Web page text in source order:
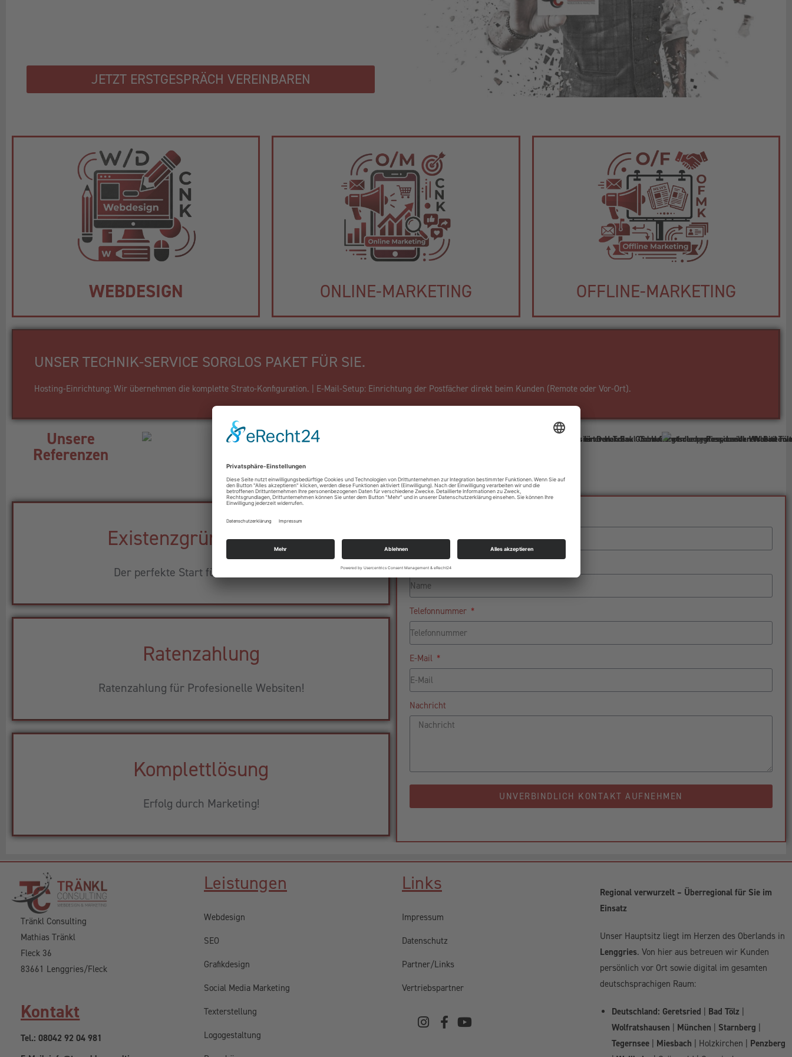
JETZT ERSTGESPRÄCH VEREINBAREN
WEBDESIGN ONLINE-MARKETING OFFLINE-MARKETING
UNSER TECHNIK-SERVICE SORGLOS PAKET FÜR SIE.
Hosting-Einrichtung: Wir übernehmen die komplette Strato-Konfiguration. | E-Mail-Setup: Einrichtung der Postfächer direkt beim Kunden (Remote oder Vor-Ort).
Unsere
Referenzen
Existenzgründerpaket
Der perfekte Start für Ihr Business!
Ratenzahlung
Ratenzahlung für Profesionelle Websiten!
Komplettlösung
Erfolg durch Marketing!
Name
Telefonnummer
E-Mail
Nachricht
UNVERBINDLICH KONTAKT AUFNEHMEN
Tränkl Consulting
Mathias Tränkl
Fleck 36
83661 Lenggries/Fleck
Kontakt
Tel.: 08042 92 04 981
Leistungen
Webdesign
SEO
Grafikdesign
Social Media Marketing
Texterstellung
Logogestaltung
Links
Impressum
Datenschutz
Partner/Links
Vertriebspartner
Regional verwurzelt – Überregional für Sie im
Einsatz
Unser Hauptsitz liegt im Herzen des Oberlands in
Lenggries. Von hier aus betreuen wir Kunden
persönlich vor Ort sowie digital im gesamten
deutschsprachigen Raum:
Deutschland: Geretsried Bad Tölz
Wolfratshausen
München Starnberg
Tegernsee
Miesbach | Holzkirchen | Penzberg